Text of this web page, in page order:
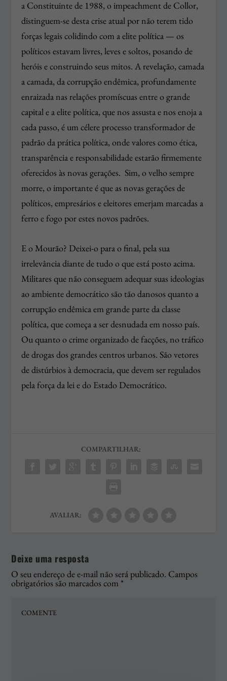
a Constituinte de 1988, o impeachment de Collor,
distinguem-se desta crise atual por não terem tido
forças legais colidindo com a elite política — os
políticos estavam livres, leves e soltos, posando de
heróis e construindo seus mitos. A revelação, camada
a camada, da corrupção endêmica, profundamente
enraizada nas relações promíscuas entre o grande
capital e a elite política, que nos assusta e nos enoja a
cada passo, é um célere processo transformador de
padrão da prática política, onde valores como ética,
transparência e responsabilidade estarão firmemente
oferecidos às novas gerações. Sim, o velho sempre
morre, o importante é que as novas gerações de
políticos, empresários e eleitores emerjam marcadas a
ferro e fogo por estes novos padrões.
E o Mourão? Deixei-o para o final, pela sua
irrelevância diante de tudo o que está posto acima.
Militares que não conseguem adequar suas ideologias
ao ambiente democrático são tão danosos quanto a
corrupção endêmica em grande parte da classe
política, que começa a ser desnudada em nosso país.
Ou quanto o crime organizado de facções, no tráfico
de drogas dos grandes centros urbanos. São vetores
de distúrbios à democracia, que devem ser regulados
pela força da lei e do Estado Democrático.
COMPARTILHAR:
AVALIAR:
Deixe uma resposta
O seu endereço de e-mail não será publicado. Campos
obrigatórios são marcados com *